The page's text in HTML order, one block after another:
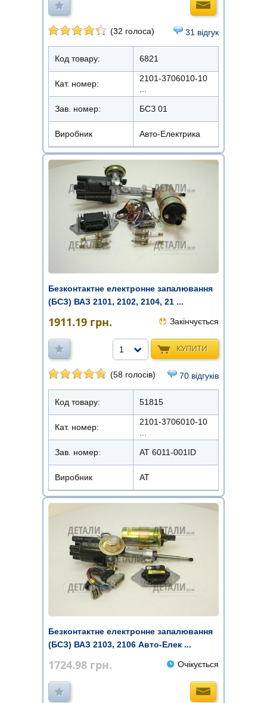
(32 голоса) 31 відгук
Код товару: 6821
Кат. номер:
2101-3706010-10
Зав. номер: БСЗ 01
Виробник Авто-Електрика
Безконтактне електронне запалювання
(БСЗ) ВАЗ 2101, 2102, 2104, 21 ...
1911.19 грн. Закінчується
КУПИТИ
1
(58 голосів) 70 відгуків
Код товару: 51815
Кат. номер:
2101-3706010-10
Зав. номер: AT 6011-001ID
Виробник АТ
Безконтактне електронне запалювання
(БСЗ) ВАЗ 2103, 2106 Авто-Елек ...
1724.98 грн. Очікується